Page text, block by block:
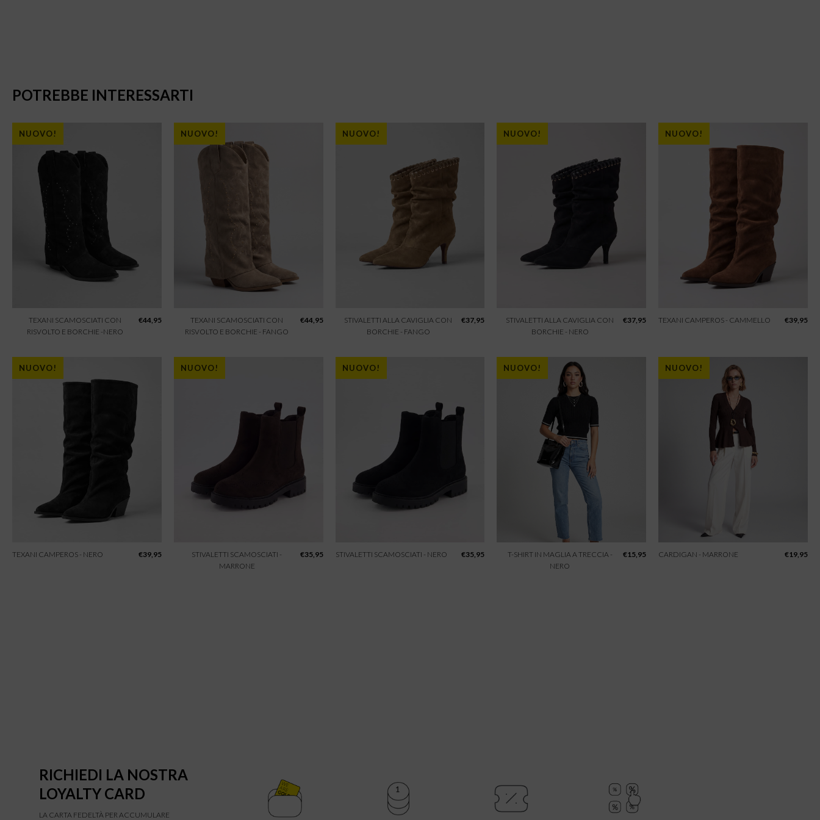
POTREBBE INTERESSARTI
NUOVO!
TEXANI SCAMOSCIATI CON
RISVOLTO E BORCHIE -NERO
€44,95
NUOVO!
TEXANI SCAMOSCIATI CON
RISVOLTO E BORCHIE - FANGO
€44,95
NUOVO!
STIVALETTI ALLA CAVIGLIA CON
BORCHIE - FANGO
€37,95
NUOVO!
STIVALETTI ALLA CAVIGLIA CON
BORCHIE - NERO
€37,95
NUOVO!
TEXANI CAMPEROS - CAMMELLO €39,95
NUOVO!
TEXANI CAMPEROS - NERO €39,95
NUOVO!
STIVALETTI SCAMOSCIATI -
MARRONE
€35,95
NUOVO!
STIVALETTI SCAMOSCIATI - NERO €35,95
NUOVO!
T-SHIRT IN MAGLIA A TRECCIA -
NERO
€15,95
NUOVO!
CARDIGAN - MARRONE €19,95
RICHIEDI LA NOSTRA
LOYALTY CARD
LA CARTA FEDELTÀ PER ACCUMULARE